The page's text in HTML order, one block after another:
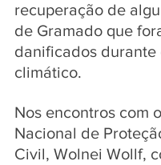
recuperação de
de Gramado que
danificados durante
climático.
Nos encontros com
Nacional de
Civil, Wolnei Wollf,